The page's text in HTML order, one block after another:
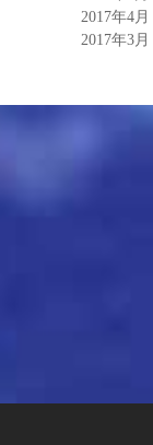
2017年4月
2017年3月